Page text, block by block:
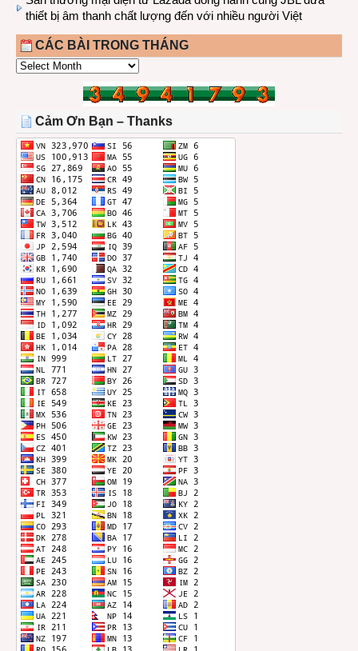
thiết bị âm thanh chất lượng đến với nhiều người Việt
CÁC BÀI TRONG THÁNG
CÁC
THÁNG
Cảm Ơn Bạn – Thanks